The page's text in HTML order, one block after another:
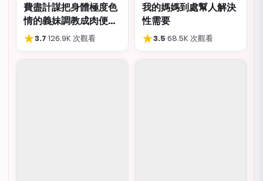
費盡計謀把身體極度色
情的義妹調教成肉便
器，結局卻出人意外
★3.7·126.9K 次觀看
我的媽媽到處幫人解決
性需要
★3.5·68.5K 次觀看